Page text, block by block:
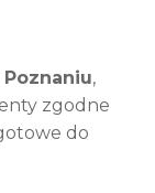
Poznaniu,
zgodne
do